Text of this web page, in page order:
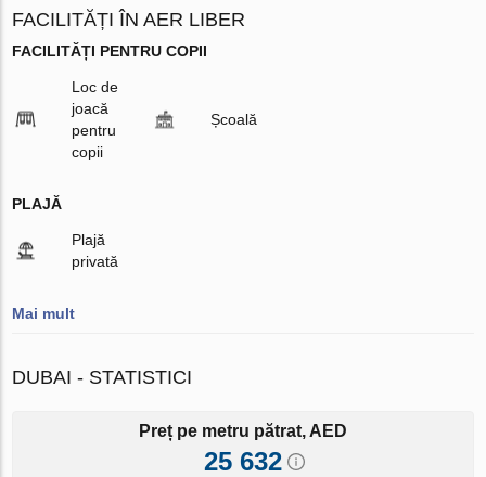
FACILITĂȚI ÎN AER LIBER
FACILITĂȚI PENTRU COPII
Loc de
joacă
pentru
copii
Școală
PLAJĂ
Plajă
privată
Mai mult
DUBAI - STATISTICI
Preț pe metru pătrat, AED
25 632